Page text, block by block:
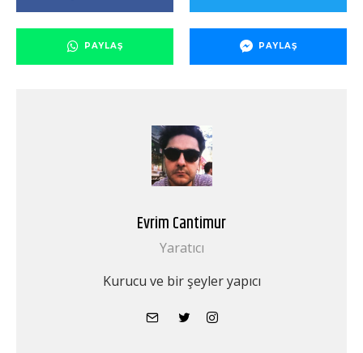
PAYLAŞ PAYLAŞ
Evrim Cantimur
Yaratıcı
Kurucu ve bir şeyler yapıcı